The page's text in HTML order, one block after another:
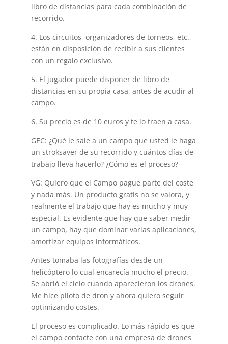
libro de distancias para cada combinación de
recorrido.
4. Los circuitos, organizadores de torneos, etc.,
están en disposición de recibir a sus clientes
con un regalo exclusivo.
5. El jugador puede disponer de libro de
distancias en su propia casa, antes de acudir al
campo.
6. Su precio es de 10 euros y te lo traen a casa.
GEC: ¿Qué le sale a un campo que usted le haga
un stroksaver de su recorrido y cuántos días de
trabajo lleva hacerlo? ¿Cómo es el proceso?
VG: Quiero que el Campo pague parte del coste
y nada más. Un producto gratis no se valora, y
realmente el trabajo que hay es mucho y muy
especial. Es evidente que hay que saber medir
un campo, hay que dominar varias aplicaciones,
amortizar equipos informáticos.
Antes tomaba las fotografías desde un
helicóptero lo cual encarecía mucho el precio.
Se abrió el cielo cuando aparecieron los drones.
Me hice piloto de dron y ahora quiero seguir
optimizando costes.
El proceso es complicado. Lo más rápido es que
el campo contacte con una empresa de drones